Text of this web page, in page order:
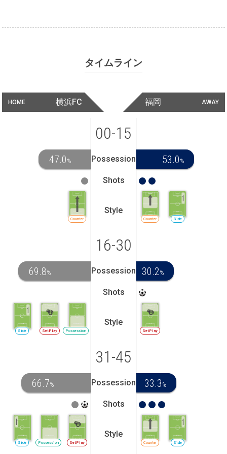
タイムライン
HOME 横浜FC AWAY
福岡
00-15
47.0 % Possession 53.0 %
Shots
Counter
Style
Counter Side
16-30
69.8% Possession 30.2%
Shots
Possession
SetPlay
Side
Style
SetPlay
31-45
66.7% Possession 33.3 %
Shots
SetPlay
Possession
Side
Style
Counter Side